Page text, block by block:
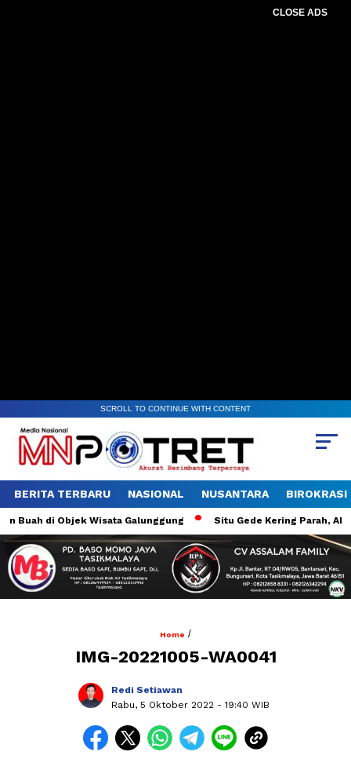
CLOSE ADS
SCROLL TO CONTINUE WITH CONTENT
BERITA TERBARU NASIONAL NUSANTARA BIROKRASI
Buah di Objek Wisata Galunggung Situ Gede Kering Parah,
Home /
IMG-20221005-WA0041
Redi Setiawan
Rabu, 5 Oktober 2022 - 19:40 WIB